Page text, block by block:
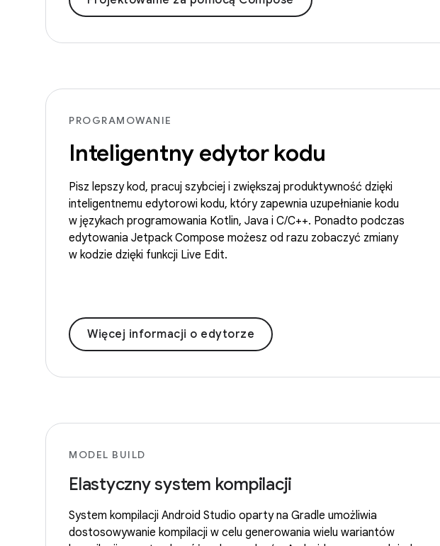
PROGRAMOWANIE
Inteligentny edytor kodu
Pisz lepszy kod, pracuj szybciej i zwiększaj produktywność dzięki
inteligentnemu edytorowi kodu, który zapewnia uzupełnianie kodu
w językach programowania Kotlin, Java i C/C++. Ponadto podczas
edytowania Jetpack Compose możesz od razu zobaczyć zmiany
w kodzie dzięki funkcji Live Edit.
Więcej informacji o edytorze
MODEL BUILD
Elastyczny system kompilacji
System kompilacji Android Studio oparty na Gradle umożliwia
dostosowywanie kompilacji w celu generowania wielu wariantów